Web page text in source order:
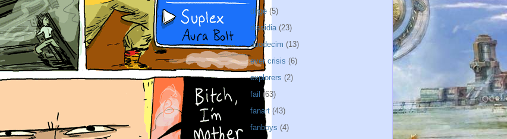
dirge (5)
dissidia (23)
duodecim (13)
ever crisis (6)
explorers (2)
fail (63)
fanart (43)
fanboys (4)